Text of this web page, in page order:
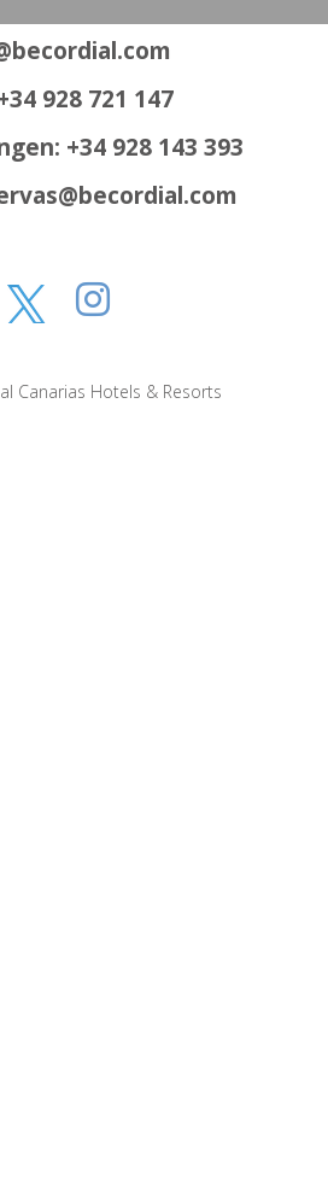
928 721 147
+34 928 143 393
Canarias Hotels & Resorts